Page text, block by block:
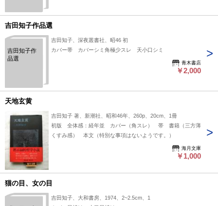
吉田知子作品選
吉田知子作
品選
吉田知子、深夜叢書社、昭46 初
カバー帯 カバーシミ角極少スレ 天小口シミ
青木書店
￥2,000
天地玄黄
吉田知子 著、新潮社、昭和46年、260p、20cm、1冊
初版 全体感：経年並 カバー（角スレ） 帯 書籍（三方薄
くすみ感） 本文（特別な事項はないようです。）
海月文庫
￥1,000
猫の目、女の目
吉田知子、大和書房、1974、2~2.5cm、1